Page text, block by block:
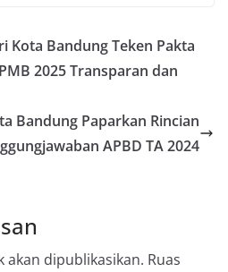
Kota Bandung Teken Pakta
2025 Transparan dan
Bandung Paparkan Rincian
APBD TA 2024
akan dipublikasikan. Ruas